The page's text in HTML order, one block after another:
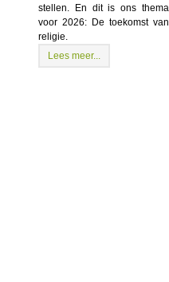
stellen. En dit is ons thema
voor 2026: De toekomst van
religie.
Lees meer...